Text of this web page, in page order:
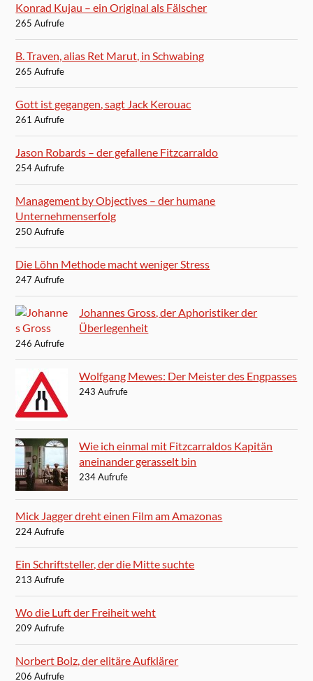
Konrad Kujau – ein Original als Fälscher
265 Aufrufe
B. Traven, alias Ret Marut, in Schwabing
265 Aufrufe
Gott ist gegangen, sagt Jack Kerouac
261 Aufrufe
Jason Robards – der gefallene Fitzcarraldo
254 Aufrufe
Management by Objectives – der humane
Unternehmenserfolg
250 Aufrufe
Die Löhn Methode macht weniger Stress
247 Aufrufe
Johannes Gross, der Aphoristiker der
Überlegenheit
246 Aufrufe
Wolfgang Mewes: Der Meister des Engpasses
243 Aufrufe
Wie ich einmal mit Fitzcarraldos Kapitän
aneinander gerasselt bin
234 Aufrufe
Mick Jagger dreht einen Film am Amazonas
224 Aufrufe
Ein Schriftsteller, der die Mitte suchte
213 Aufrufe
Wo die Luft der Freiheit weht
209 Aufrufe
Norbert Bolz, der elitäre Aufklärer
206 Aufrufe